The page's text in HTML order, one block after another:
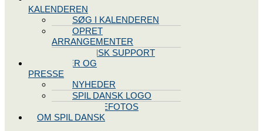
KALENDEREN
SØG I KALENDEREN
OPRET
ARRANGEMENTER
TEKNISK SUPPORT
NYHEDER OG
PRESSE
NYHEDER
SPIL DANSK LOGO
PRESSEFOTOS
OM SPIL DANSK